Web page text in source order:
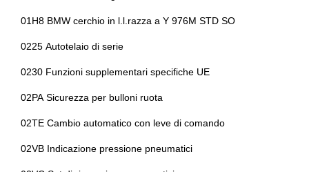
Illuminazione ambientale
Illuminazione bagagliaio
Cinture di sicurezza
Climatizzatore
Climatizzatore automatico a due zone
01H8 BMW cerchio in l.l.razza a Y 976M STD SO
0225 Autotelaio di serie
0230 Funzioni supplementari specifiche UE
02PA Sicurezza per bulloni ruota
02TE Cambio automatico con leve di comando
02VB Indicazione pressione pneumatici